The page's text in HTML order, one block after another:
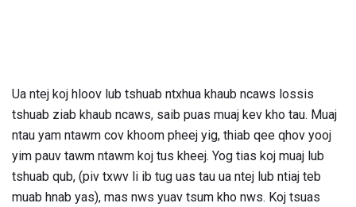
Ua ntej koj hloov lub tshuab ntxhua khaub ncaws lossis
tshuab ziab khaub ncaws, saib puas muaj kev kho tau. Muaj
ntau yam ntawm cov khoom pheej yig, thiab qee qhov yooj
yim pauv tawm ntawm koj tus kheej. Yog tias koj muaj lub
tshuab qub, (piv txwv li ib tug uas tau ua ntej lub ntiaj teb
muab hnab yas), mas nws yuav tsum kho nws. Koj tsuas